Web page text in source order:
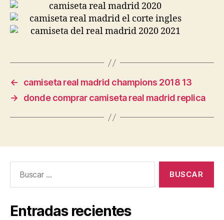
←
camiseta real madrid champions 2018 13
→
donde comprar camiseta real madrid replica
Entradas recientes